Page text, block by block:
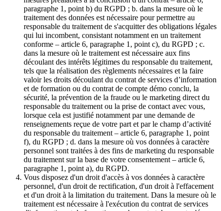
paragraphe 1, point b) du RGPD ; b. dans la mesure où le
traitement des données est nécessaire pour permettre au
responsable du traitement de s'acquitter des obligations légales
qui lui incombent, consistant notamment en un traitement
conforme – article 6, paragraphe 1, point c), du RGPD ; c.
dans la mesure où le traitement est nécessaire aux fins
découlant des intérêts légitimes du responsable du traitement,
tels que la réalisation des règlements nécessaires et la faire
valoir les droits découlant du contrat de services d’information
et de formation ou du contrat de compte démo conclu, la
sécurité, la prévention de la fraude ou le marketing direct du
responsable du traitement ou la prise de contact avec vous,
lorsque cela est justifié notamment par une demande de
renseignements reçue de votre part et par le champ d’activité
du responsable du traitement – article 6, paragraphe 1, point
f), du RGPD ; d. dans la mesure où vos données à caractère
personnel sont traitées à des fins de marketing du responsable
du traitement sur la base de votre consentement – article 6,
paragraphe 1, point a), du RGPD.
Vous disposez d'un droit d'accès à vos données à caractère
personnel, d'un droit de rectification, d'un droit à l'effacement
et d'un droit à la limitation du traitement. Dans la mesure où le
traitement est nécessaire à l'exécution du contrat de services